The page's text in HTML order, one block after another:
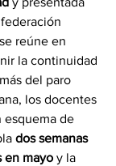
reúne en
la continuidad
del paro
los docentes
esquema de
dos semanas
en mayo y la